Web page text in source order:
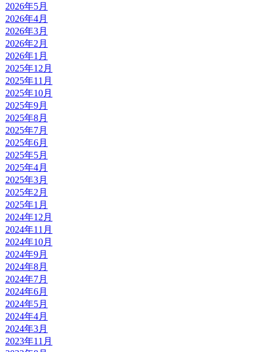
2026年5月
2026年4月
2026年3月
2026年2月
2026年1月
2025年12月
2025年11月
2025年10月
2025年9月
2025年8月
2025年7月
2025年6月
2025年5月
2025年4月
2025年3月
2025年2月
2025年1月
2024年12月
2024年11月
2024年10月
2024年9月
2024年8月
2024年7月
2024年6月
2024年5月
2024年4月
2024年3月
2023年11月